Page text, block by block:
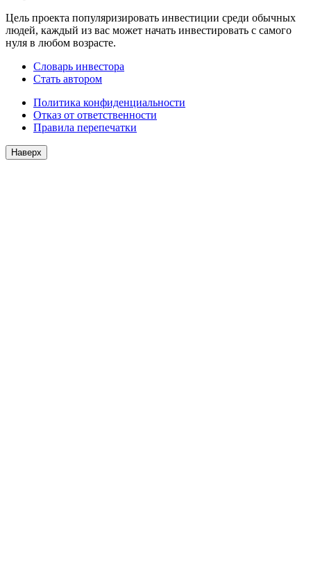
Цель проекта популяризировать инвестиции среди обычных
людей, каждый из вас может начать инвестировать с самого
нуля в любом возрасте.
Словарь инвестора
Стать автором
Политика конфиденциальности
Отказ от ответственности
Правила перепечатки
Наверх